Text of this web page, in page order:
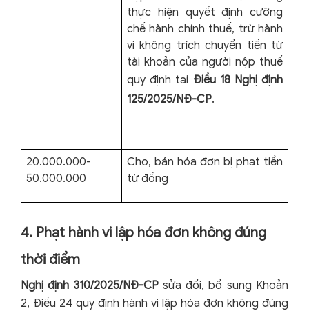
thực hiện quyết định cưỡng
chế hành chính thuế, trừ hành
vi không trích chuyển tiền từ
tài khoản của người nộp thuế
quy định tại Điều 18 Nghị định
125/2025/NĐ-CP.
20.000.000-
50.000.000
Cho, bán hóa đơn bị phạt tiền
từ đồng
4. Phạt hành vi lập hóa đơn không đúng
thời điểm
Nghị định 310/2025/NĐ-CPsửa đổi, bổ sung Khoản
2, Điều 24 quy định hành vi lập hóa đơn không đúng